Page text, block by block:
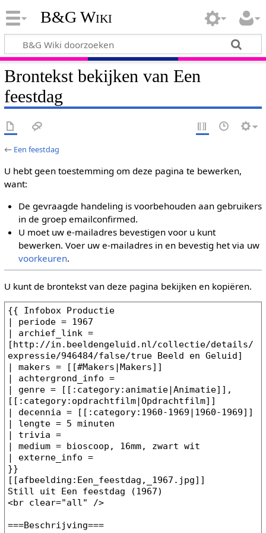
B&G Wiki
Brontekst bekijken van Een
feestdag
← Een feestdag
U hebt geen toestemming om deze pagina te bewerken,
want:
De gevraagde handeling is voorbehouden aan gebruikers
in de groep emailconfirmed.
U moet uw e-mailadres bevestigen voor u kunt
bewerken. Voer uw e-mailadres in en bevestig het via uw
voorkeuren.
U kunt de brontekst van deze pagina bekijken en kopiëren.